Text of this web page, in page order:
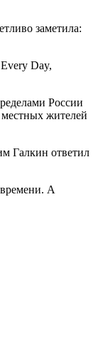
заметила:
Day,
России
жителей
Галкин ответил
А